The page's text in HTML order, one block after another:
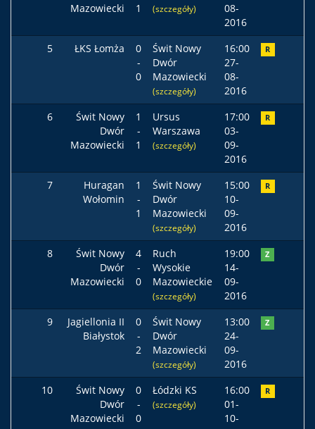
Mazowiecki
1
(szczegóły)
08-
2016
5 ŁKS Łomża
0
-
0
Świt Nowy
Dwór
Mazowiecki
(szczegóły)
16:00
27-
08-
2016
R
6
Świt Nowy
Dwór
Mazowiecki
1
-
1
Ursus
Warszawa
(szczegóły)
17:00
03-
09-
2016
R
7
Huragan
Wołomin
1
-
1
Świt Nowy
Dwór
Mazowiecki
(szczegóły)
15:00
10-
09-
2016
R
8
Świt Nowy
Dwór
Mazowiecki
4
-
0
Ruch
Wysokie
Mazowieckie
(szczegóły)
19:00
14-
09-
2016
Z
9
Jagiellonia II
Białystok
0
-
2
Świt Nowy
Dwór
Mazowiecki
(szczegóły)
13:00
24-
09-
2016
Z
10
Świt Nowy
Dwór
Mazowiecki
0
-
0
Łódzki KS
(szczegóły)
16:00
01-
10-
R